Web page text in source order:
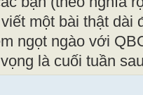
một bài thật dài
ngọt ngào với
là cuối tuần